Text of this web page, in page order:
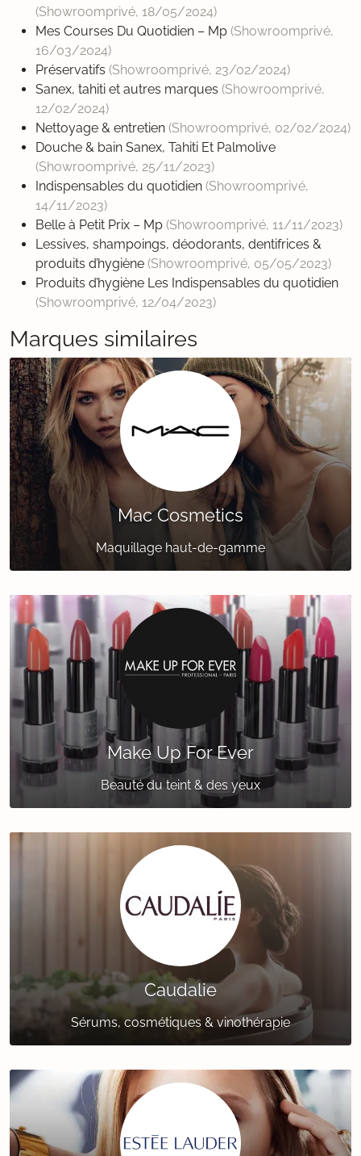
(Showroomprivé, 18/05/2024)
Mes Courses Du Quotidien – Mp (Showroomprivé,
16/03/2024)
Préservatifs (Showroomprivé, 23/02/2024)
Sanex, tahiti et autres marques (Showroomprivé,
12/02/2024)
Nettoyage & entretien (Showroomprivé, 02/02/2024)
Douche & bain Sanex, Tahiti Et Palmolive
(Showroomprivé, 25/11/2023)
Indispensables du quotidien (Showroomprivé,
14/11/2023)
Belle à Petit Prix – Mp (Showroomprivé, 11/11/2023)
Lessives, shampoings, déodorants, dentifrices &
produits d’hygiène (Showroomprivé, 05/05/2023)
Produits d’hygiène Les Indispensables du quotidien
(Showroomprivé, 12/04/2023)
Marques similaires
Mac Cosmetics
Maquillage haut-de-gamme
Make Up For Ever
Beauté du teint & des yeux
Caudalie
Sérums, cosmétiques & vinothérapie